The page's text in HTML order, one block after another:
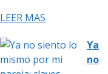
LEER MAS
Ya
no